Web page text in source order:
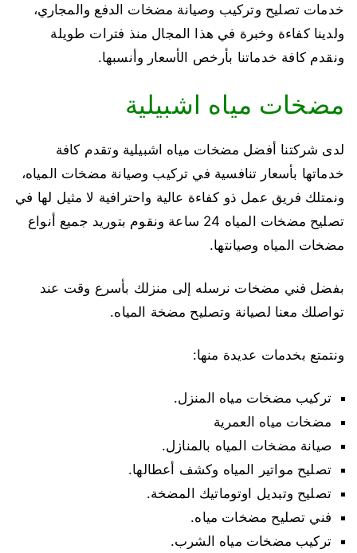
خدمات تصليح وتركيب وصيانة مضخات الدفع والمجاري،
ولدينا كفاءة وخبرة في هذا المجال منذ فترات طويلة
ونقدم كافة خدماتنا بأرخص الأسعار وأنسبها.
مضخات مياه اشبيلية
لدى شركتنا أفضل مضخات مياه اشبيلية وتقدم كافة
خدماتها بأسعار تنافسية في تركيب وصيانة مضخات المياه،
ونمتلك فريق عمل ذو كفاءة عالية واحترافية لا مثيل لها في
تصليح مضخات المياه 24 ساعة ونقوم بتوريد جميع أنواع
مضخات المياه وصيانتها.
بفضل فني مضخات نرسله إلى منزلك بأسرع وقت عند
تواصلك معنا لصيانة وتصليح مضخة المياه.
ونتمتع بخدمات عديدة منها:
تركيب مضخات مياه المنزل.
مضخات مياه العمرية
صيانة مضخات المياه بالمنازل.
تصليح مواتير المياه وكشف أعطالها.
تصليح وتبديل اوتوماتيك المضخة.
فني تصليح مضخات مياه.
تركيب مضخات مياه الشرب.